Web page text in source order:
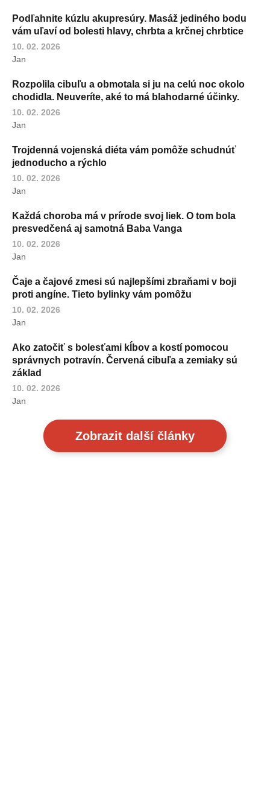
Podľahnite kúzlu akupresúry. Masáž jediného bodu
vám uľaví od bolesti hlavy, chrbta a krčnej chrbtice
10. 02. 2026
Jan
Rozpolila cibuľu a obmotala si ju na celú noc okolo
chodidla. Neuveríte, aké to má blahodarné účinky.
10. 02. 2026
Jan
Trojdenná vojenská diéta vám pomôže schudnúť
jednoducho a rýchlo
10. 02. 2026
Jan
Každá choroba má v prírode svoj liek. O tom bola
presvedčená aj samotná Baba Vanga
10. 02. 2026
Jan
Čaje a čajové zmesi sú najlepšími zbraňami v boji
proti angíne. Tieto bylinky vám pomôžu
10. 02. 2026
Jan
Ako zatočiť s bolesťami kĺbov a kostí pomocou
správnych potravín. Červená cibuľa a zemiaky sú
základ
10. 02. 2026
Jan
Zobrazit další články